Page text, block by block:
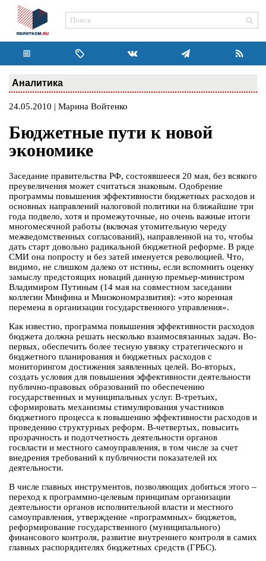
Аналитика
24.05.2010 | Марина Войтенко
Бюджетные пути к новой
экономике
Заседание правительства РФ, состоявшееся 20 мая, без всякого
преувеличения может считаться знаковым. Одобрение
программы повышения эффективности бюджетных расходов и
основных направлений налоговой политики на ближайшие три
года подвело, хотя и промежуточные, но очень важные итоги
многомесячной работы (включая утомительную череду
межведомственных согласований), направленной на то, чтобы
дать старт довольно радикальной бюджетной реформе. В ряде
СМИ она попросту и без затей именуется революцией. Что,
видимо, не слишком далеко от истины, если вспомнить оценку
замыслу предстоящих новаций данную премьер-министром
Владимиром Путиным (14 мая на совместном заседании
коллегии Минфина и Минэкономразвития): «это коренная
перемена в организации государственного управления».
Как известно, программа повышения эффективности расходов
бюджета должна решать несколько взаимосвязанных задач. Во-
первых, обеспечить более тесную увязку стратегического и
бюджетного планирования и бюджетных расходов с
мониторингом достижения заявленных целей. Во-вторых,
создать условия для повышения эффективности деятельности
публично-правовых образований по обеспечению
государственных и муниципальных услуг. В-третьих,
сформировать механизмы стимулирования участников
бюджетного процесса к повышению эффективности расходов и
проведению структурных реформ. В-четвертых, повысить
прозрачность и подотчетность деятельности органов
госвласти и местного самоуправления, в том числе за счет
внедрения требований к публичности показателей их
деятельности.
В числе главных инструментов, позволяющих добиться этого –
переход к программно-целевым принципам организации
деятельности органов исполнительной власти и местного
самоуправления, утверждение «программных» бюджетов,
реформирование государственного (муниципального)
финансового контроля, развитие внутреннего контроля в самих
главных распорядителях бюджетных средств (ГРБС).